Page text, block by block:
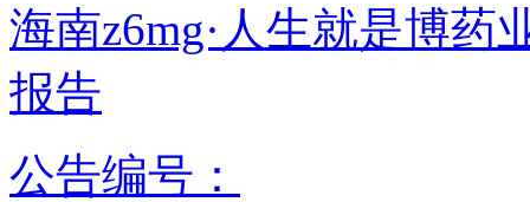
海南z6mg·人生就是博药
报告
公告编号：